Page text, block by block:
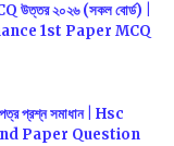
উত্তর ২০২৬ (সকল বোর্ড) |
1st Paper MCQ
পত্র প্রশ্ন সমাধান | Hsc
Paper Question